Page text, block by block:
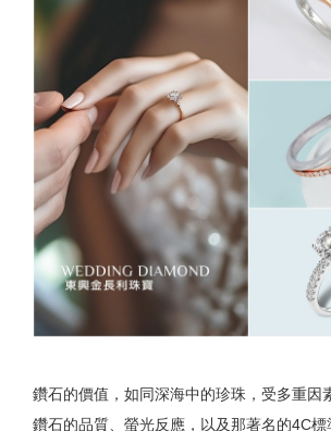
鑽石的價值，如同深海中的珍珠，受多重因
鑽石的品質、螢光反應，以及那著名的4C標